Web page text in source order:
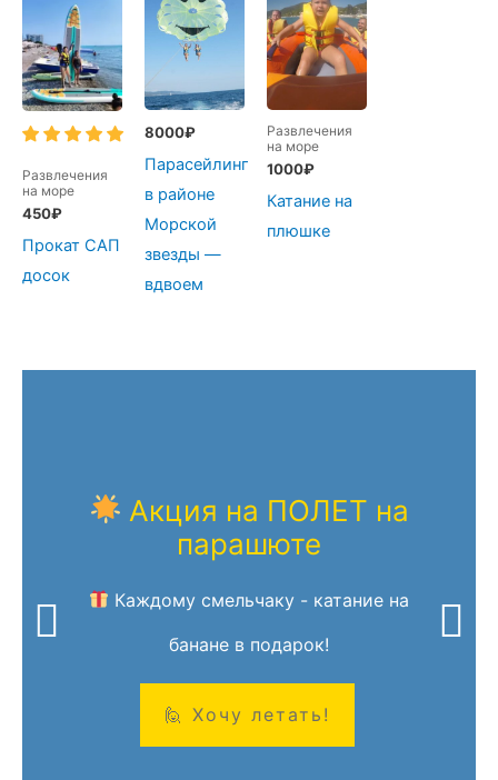
Развлечения
на море
450₽
Прокат САП
досок
8000₽
Парасейлинг
в районе
Морской
звезды —
вдвоем
Развлечения
на море
1000₽
Катание на
плюшке
Акция на ПОЛЕТ на
парашюте
Каждому смельчаку - катание на
банане в подарок!